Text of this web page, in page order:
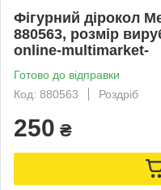
Фігурний дірокол
880563, розмір
online-multimarket-
Готово до відправки
Код: 880563
Роздріб
250 ₴